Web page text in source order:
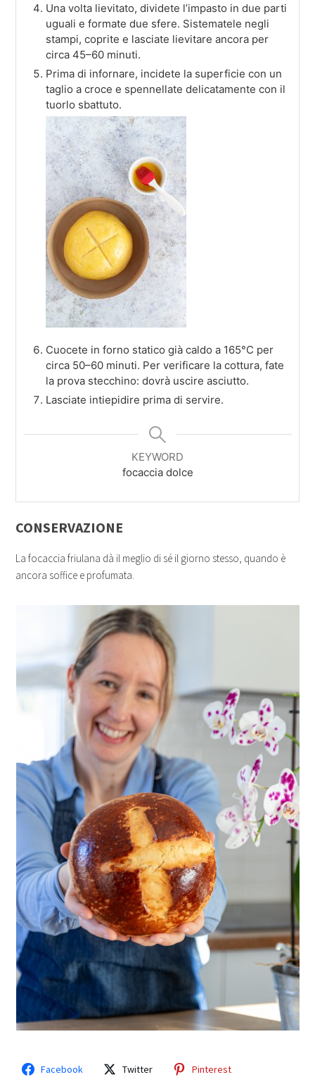
Una volta lievitato, dividete l’impasto in due parti
uguali e formate due sfere. Sistematele negli
stampi, coprite e lasciate lievitare ancora per
circa 45–60 minuti.
Prima di infornare, incidete la superficie con un
taglio a croce e spennellate delicatamente con il
tuorlo sbattuto.
Cuocete in forno statico già caldo a 165°C per
circa 50–60 minuti. Per verificare la cottura, fate
la prova stecchino: dovrà uscire asciutto.
Lasciate intiepidire prima di servire.
KEYWORD
focaccia dolce
CONSERVAZIONE
La focaccia friulana dà il meglio di sé il giorno stesso, quando è
ancora soffice e profumata.
Facebook Twitter Pinterest